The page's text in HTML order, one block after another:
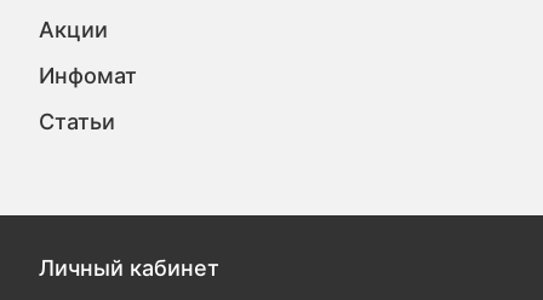
Акции
Инфомат
Статьи
Личный кабинет